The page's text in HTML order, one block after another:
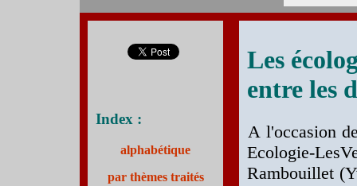
Les
entre les
A l'occasion
Ecologie-
Rambouillet
Index :
alphabétique
par thèmes traités